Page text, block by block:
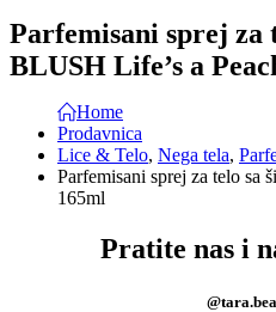
Parfemisani sprej za
BLUSH Life’s a
Home
Prodavnica
Lice & Telo, Nega tela,
Parfemisani sprej za telo sa
165ml
Pratite nas i